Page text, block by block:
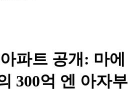
파트 공개: 마에
300억 엔 아자부